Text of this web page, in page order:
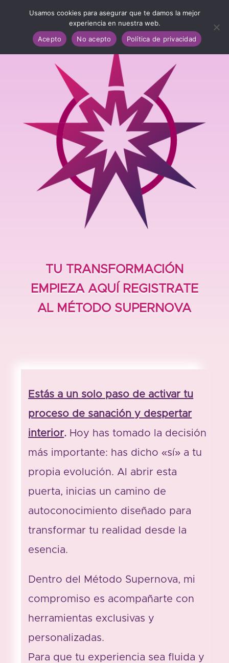
TU TRANSFORMACIÓN
EMPIEZA AQUÍ REGISTRATE
AL MÉTODO SUPERNOVA
Estás a un solo paso de activar tu
proceso de sanación y despertar
interior. Hoy has tomado la decisión
más importante: has dicho «sí» a tu
propia evolución. Al abrir esta
puerta, inicias un camino de
autoconocimiento diseñado para
transformar tu realidad desde la
esencia.
Dentro del Método Supernova, mi
compromiso es acompañarte con
herramientas exclusivas y
personalizadas.
Para que tu experiencia sea fluida y
Usamos cookies para asegurar que te damos la mejor
experiencia en nuestra web.
Acepto
No acepto Política de privacidad